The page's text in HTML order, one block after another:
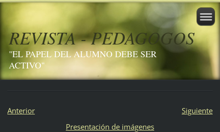
REVISTA - PEDAGOGOS
"EL PAPEL DEL ALUMNO DEBE SER
ACTIVO"
Anterior
Siguiente
Presentación de imágenes